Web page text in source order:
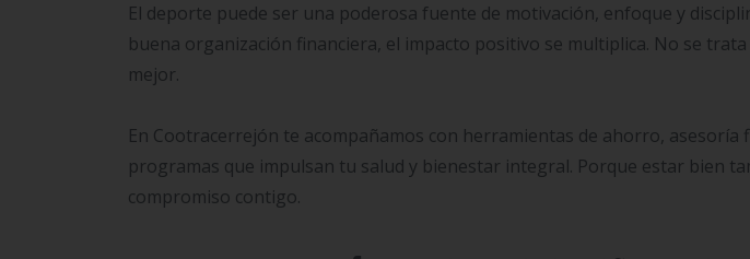
El deporte puede ser una poderosa fuente de motivación, enfoque y
buena organización financiera, el impacto positivo se multiplica. No se
mejor.
En Cootracerrejón te acompañamos con herramientas de ahorro, asesoría
programas que impulsan tu salud y bienestar integral. Porque estar bien
compromiso contigo.